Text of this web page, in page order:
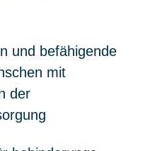
und befähigende
mit
der